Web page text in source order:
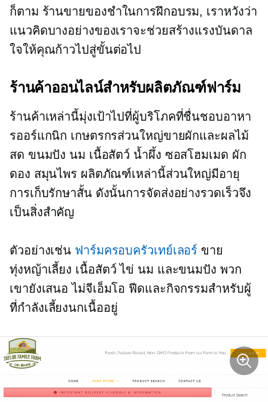
ก็ตาม ร้านขายของชำในการฝึกอบรม, เราหวังว่า
แนวคิดบางอย่างของเราจะช่วยสร้างแรงบันดาล
ใจให้คุณก้าวไปสู่ขั้นต่อไป
ร้านค้าออนไลน์สำหรับผลิตภัณฑ์ฟาร์ม
ร้านค้าเหล่านี้มุ่งเป้าไปที่ผู้บริโภคที่ชื่นชอบอาหา
รออร์แกนิก เกษตรกรส่วนใหญ่ขายผักและผลไม้
สด ขนมปัง นม เนื้อสัตว์ น้ำผึ้ง ซอสโฮมเมด ผัก
ดอง สมุนไพร ผลิตภัณฑ์เหล่านี้ส่วนใหญ่มีอายุ
การเก็บรักษาสั้น ดังนั้นการจัดส่งอย่างรวดเร็วจึง
เป็นสิ่งสำคัญ
ตัวอย่างเช่น ฟาร์มครอบครัวเทย์เลอร์ ขาย
ทุ่งหญ้าเลี้ยง เนื้อสัตว์ ไข่ นม และขนมปัง พวก
เขายังเสนอไม่จีเอ็มโอ ฟีดและกิจกรรมสำหรับผู้
ที่กำลังเลี้ยงนกเนื้ออยู่